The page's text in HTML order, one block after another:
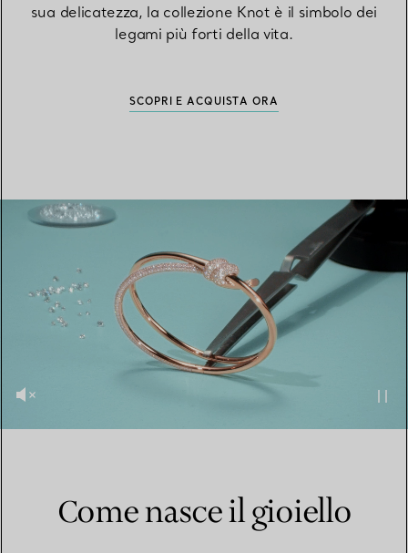
sua delicatezza, la collezione Knot è il simbolo dei
legami più forti della vita.
SCOPRI E ACQUISTA ORA
Come nasce il gioiello